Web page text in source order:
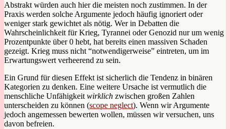
Abstrakt würden auch hier die meisten noch zustimmen. In der
Praxis werden solche Argumente jedoch häufig ignoriert oder
weniger stark gewichtet als nötig. Wer in Debatten die
Wahrscheinlichkeit für Krieg, Tyrannei oder Genozid nur um wenig
Prozentpunkte über 0 hebt, hat bereits einen massiven Schaden
gezeigt. Krieg muss nicht “notwendigerweise” eintreten, um im
Erwartungswert verheerend zu sein.
Ein Grund für diesen Effekt ist sicherlich die Tendenz in binären
Kategorien zu denken. Eine weitere Ursache ist vermutlich die
menschliche Unfähigkeit wirklich zwischen großen Zahlen
unterscheiden zu können (scope neglect). Wenn wir Argumente
jedoch angemessen bewerten wollen, müssen wir versuchen, uns
davon befreien.